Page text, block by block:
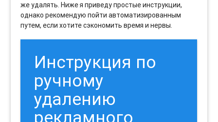
же удалять. Ниже я приведу простые инструкции,
однако рекомендую пойти автоматизированным
путем, если хотите сэкономить время и нервы.
Инструкция по
ручному
удалению
рекламного